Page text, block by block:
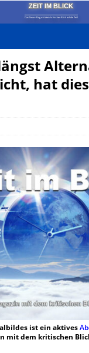
ZEIT IM BLICK
Das News-Blog mit dem kritischen Blick auf die Zeit!
hat
ist ein aktives
mit dem kritischen